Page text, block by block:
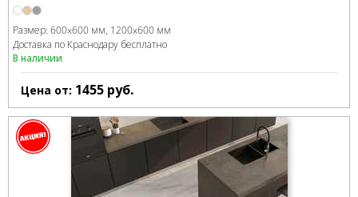
Размер: 600x600 мм 1200x600 мм
Доставка по Краснодару бесплатно
В наличии
Цена от: 1455 руб.